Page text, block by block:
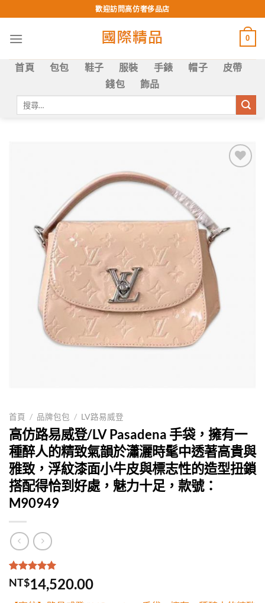
to
content
歡迎訪問高仿奢侈品店
0
首頁 包包 鞋子 服裝 手錶 帽子
皮帶
錢包
飾品
首頁 / 品牌包包 / LV路易威登
高仿路易威登/LV Pasadena 手袋，擁有一
種醉人的精致氣韻於瀟灑時髦中透著高貴與
雅致，浮紋漆面小牛皮與標志性的造型扭鎖
搭配得恰到好處，魅力十足，款號：
M90949
評分5.00 /
5，已有
2
位
NT$14,520.00